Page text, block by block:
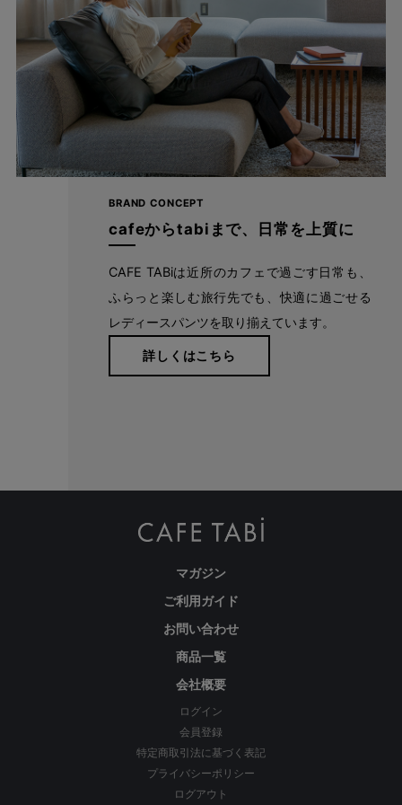
前身にダーツを入れたことで、お腹周りにゆとりを持たせながら
もスッキリ見えを叶えました。
ウエストの後ろにはギャザーを寄せているため、その日の調子に
よってゆとりが違うウエストにもフィットします。
BRAND CONCEPT
cafeからtabiまで、日常を上質に
CAFE TABiは近所のカフェで過ごす日常も、
ふらっと楽しむ旅行先でも、快適に過ごせる
レディースパンツを取り揃えています。
詳しくはこちら
マガジン
ご利用ガイド
お問い合わせ
商品一覧
会社概要
ログイン
会員登録
特定商取引法に基づく表記
プライバシーポリシー
ログアウト